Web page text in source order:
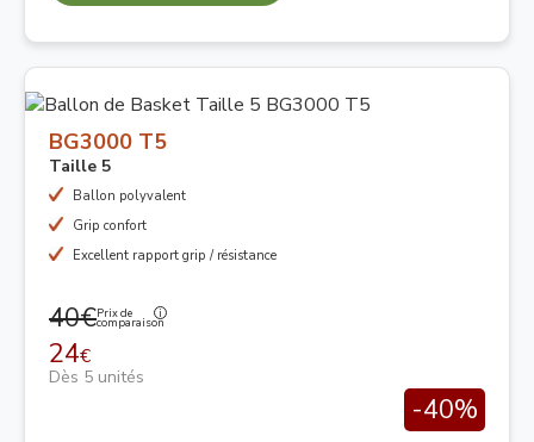
BG3000 T5
Taille 5
Ballon polyvalent
Grip confort
Excellent rapport grip / résistance
40€Prix de
comparaison
24€
Dès 5 unités
-40%